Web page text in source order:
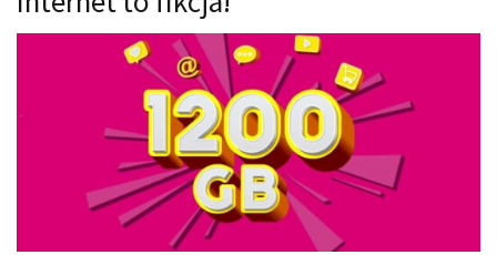
Oświetlenie
Przelicznik mocy
Auto z niemiec